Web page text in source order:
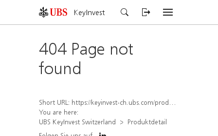
KeyInvest
404 Page not
found
Short URL: https://keyinvest-ch.ubs.com/produkt/detail/index/isin/CH1584639277
You are here:
UBS KeyInvest Switzerland
Produktdetail